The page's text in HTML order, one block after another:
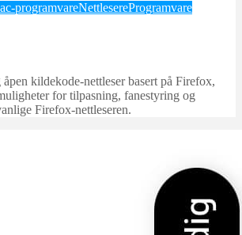
programvareNettlesereProgramvare
kildekode-nettleser basert på Firefox,
for tilpasning, fanestyring og
Firefox-nettleseren.